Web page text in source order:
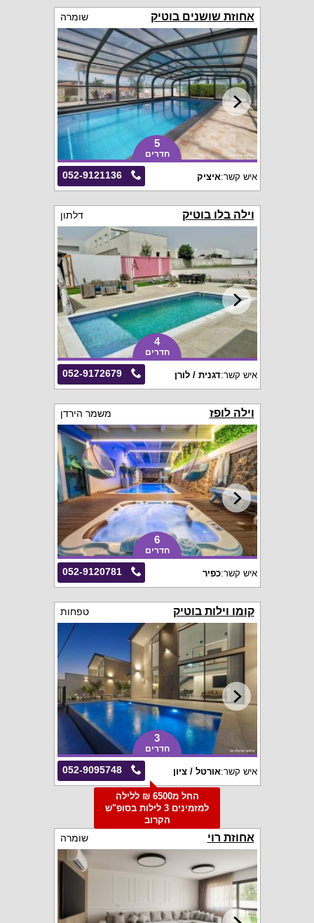
אחוזת שושנים בוטיק שומרה
5
חדרים
052-9121136 איש קשר:איציק
וילה בלו בוטיק דלתון
4
חדרים
052-9172679 איש קשר:דגנית / לורן
וילה לופז משמר הירדן
6
חדרים
052-9120781 איש קשר:כפיר
קומו וילות בוטיק טפחות
3
חדרים
052-9095748 איש קשר:אורטל / ציון
החל מ6500 ₪ ללילה
למזמינים 3 לילות בסופ"ש
הקרוב
אחוזת רוי שומרה